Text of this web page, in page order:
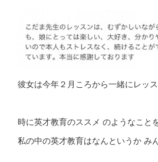
彼女は今年２月ころから一緒にレッ
時に英才教育のススメ のようなこと
私の中の英才教育はなんというか み